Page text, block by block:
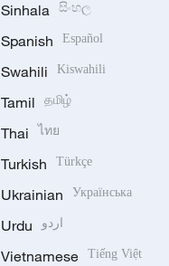
Sinhala සිංහල
Spanish Español
Swahili Kiswahili
Tamil தமிழ்
Thai ไทย
Turkish Türkçe
Ukrainian Українська
Urdu اردو
Vietnamese Tiếng Việt